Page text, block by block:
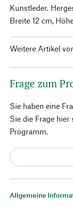
Allgemeine
Kunstleder.
Breite 12 cm,
Weitere Artikel
Frage zum
Sie haben eine
Sie die Frage
Programm.